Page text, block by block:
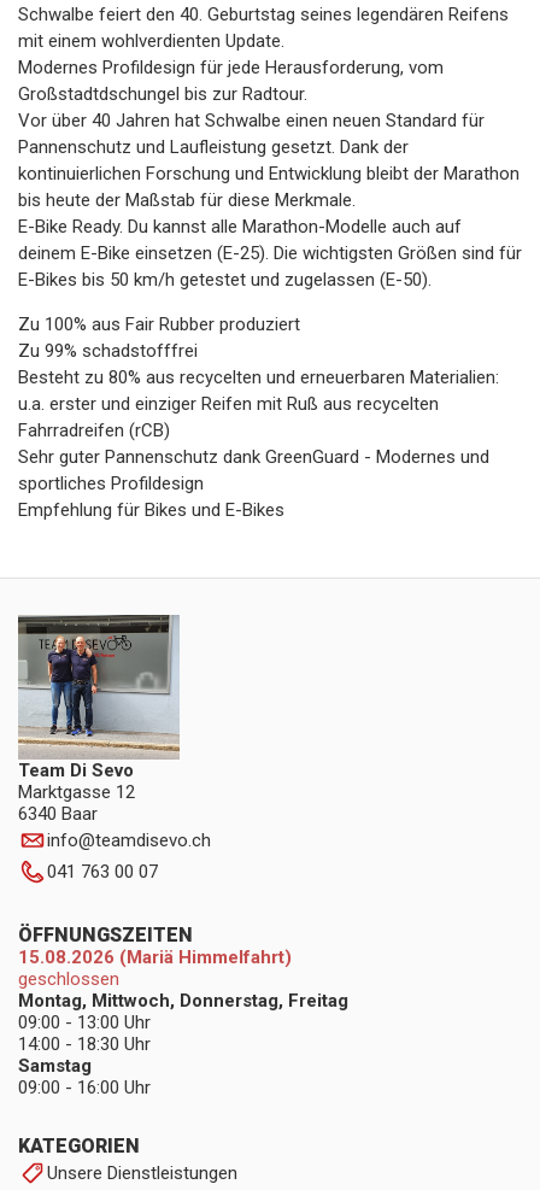
Schwalbe feiert den 40. Geburtstag seines legendären Reifens
mit einem wohlverdienten Update.
Modernes Profildesign für jede Herausforderung, vom
Großstadtdschungel bis zur Radtour.
Vor über 40 Jahren hat Schwalbe einen neuen Standard für
Pannenschutz und Laufleistung gesetzt. Dank der
kontinuierlichen Forschung und Entwicklung bleibt der Marathon
bis heute der Maßstab für diese Merkmale.
E-Bike Ready. Du kannst alle Marathon-Modelle auch auf
deinem E-Bike einsetzen (E-25). Die wichtigsten Größen sind für
E-Bikes bis 50 km/h getestet und zugelassen (E-50).
Zu 100% aus Fair Rubber produziert
Zu 99% schadstofffrei
Besteht zu 80% aus recycelten und erneuerbaren Materialien:
u.a. erster und einziger Reifen mit Ruß aus recycelten
Fahrradreifen (rCB)
Sehr guter Pannenschutz dank GreenGuard - Modernes und
sportliches Profildesign
Empfehlung für Bikes und E-Bikes
Team Di Sevo
Marktgasse 12
6340 Baar
info@teamdisevo.ch
041 763 00 07
KATEGORIEN
Unsere Dienstleistungen
ÖFFNUNGSZEITEN
15.08.2026 (Mariä Himmelfahrt)
geschlossen
Montag, Mittwoch, Donnerstag, Freitag
09:00 - 13:00 Uhr
14:00 - 18:30 Uhr
Samstag
09:00 - 16:00 Uhr